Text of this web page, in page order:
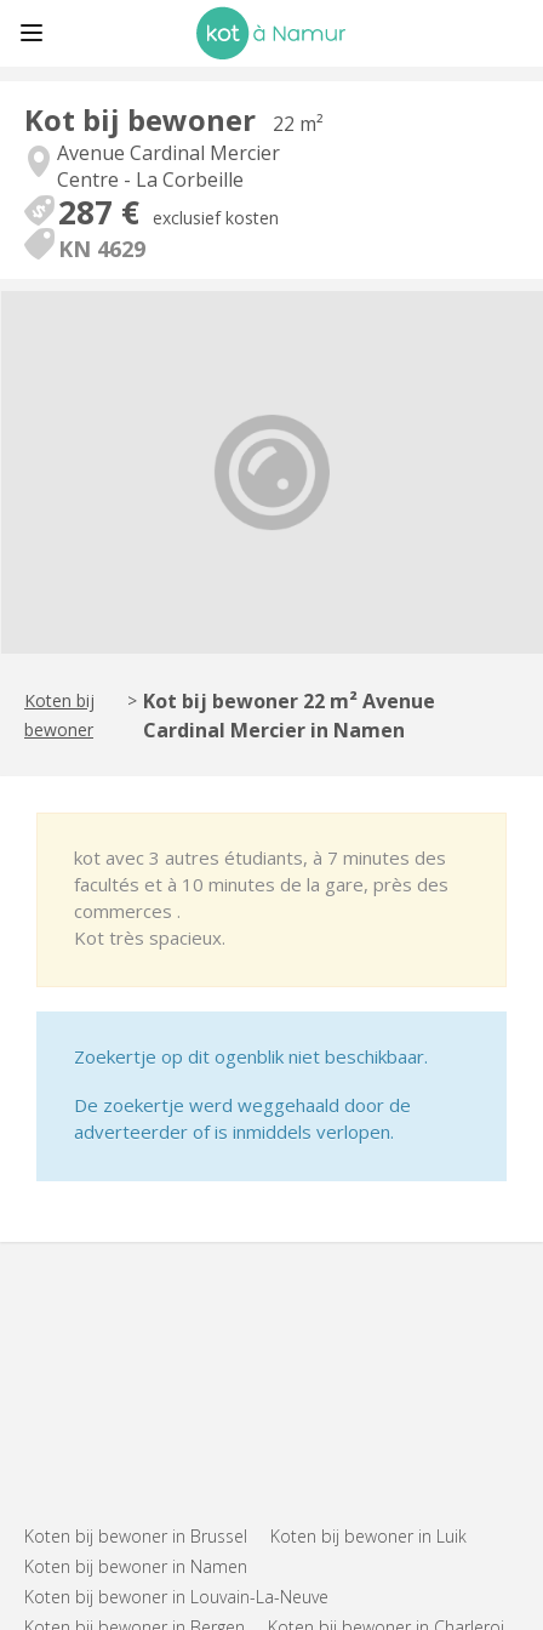
Kot bij bewoner
22 m²
Avenue Cardinal Mercier
Centre - La Corbeille
287 € exclusief kosten
KN 4629
Koten bij
bewoner
> Kot bij bewoner 22 m² Avenue
Cardinal Mercier in Namen
kot avec 3 autres étudiants, à 7 minutes des
facultés et à 10 minutes de la gare, près des
commerces .
Kot très spacieux.
Zoekertje op dit ogenblik niet beschikbaar.
De zoekertje werd weggehaald door de
adverteerder of is inmiddels verlopen.
Koten bij bewoner in Brussel
Koten bij bewoner in Luik
Koten bij bewoner in Namen
Koten bij bewoner in Louvain-La-Neuve